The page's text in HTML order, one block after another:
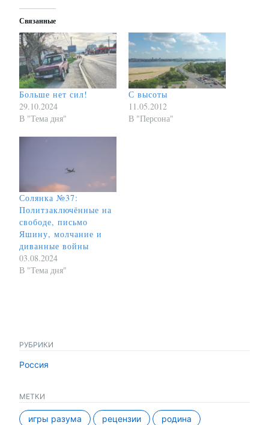
Связанные
Больше нет сил!
29.10.2024
В "Тема дня"
С высоты
11.05.2012
В "Персона"
Солянка №37:
Политзаключённые на
свободе, письмо
Яшину, молчание и
диванные войны
03.08.2024
В "Тема дня"
РУБРИКИ
Россия
МЕТКИ
игры разума рецензии родина